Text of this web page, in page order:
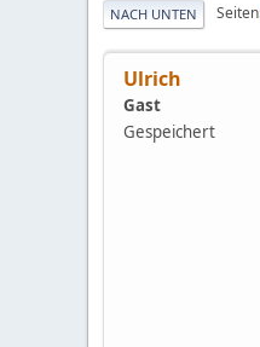
NACH UNTEN Seiten
Ulrich
Gast
Gespeichert